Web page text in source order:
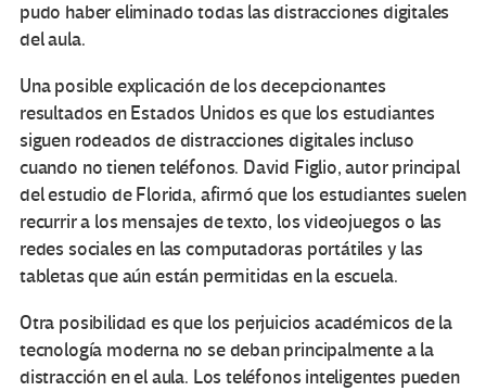
pudo haber eliminado todas las distracciones digitales
del aula.
Una posible explicación de los decepcionantes
resultados en Estados Unidos es que los estudiantes
siguen rodeados de distracciones digitales incluso
cuando no tienen teléfonos. David Figlio, autor principal
del estudio de Florida, afirmó que los estudiantes suelen
recurrir a los mensajes de texto, los videojuegos o las
redes sociales en las computadoras portátiles y las
tabletas que aún están permitidas en la escuela.
Otra posibilidad es que los perjuicios académicos de la
tecnología moderna no se deban principalmente a la
distracción en el aula. Los teléfonos inteligentes pueden